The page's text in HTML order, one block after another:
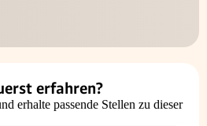
erfahren?
erhalte passende Stellen zu dieser